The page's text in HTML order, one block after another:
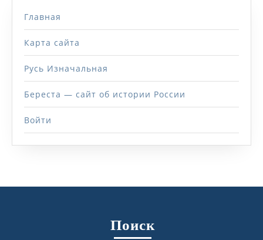
Главная
Карта сайта
Русь Изначальная
Береста — сайт об истории России
Войти
Поиск